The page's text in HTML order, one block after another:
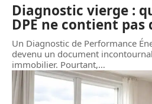
Diagnostic vierge :
DPE ne contient pas
Un Diagnostic de Performance
devenu un document
immobilier. Pourtant,…